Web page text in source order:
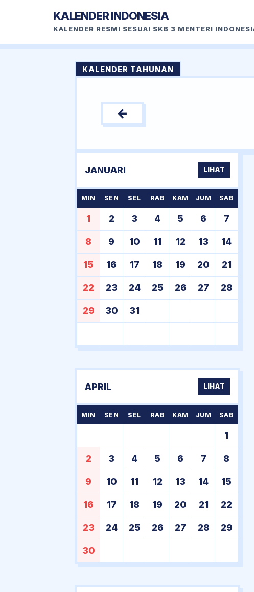
KALENDER INDONESIA
KALENDER RESMI SESUAI SKB 3 MENTERI
KALENDER TAHUNAN
←
JANUARI LIHAT
MIN SEN SEL RAB KAM JUM SAB
1 2 3 4 5 6 7
8 9 10 11 12 13 14
15 16 17 18 19 20 21
22 23 24 25 26 27 28
29 30 31
APRIL LIHAT
MIN SEN SEL RAB KAM JUM SAB
1
2 3 4 5 6 7 8
9 10 11 12 13 14 15
16 17 18 19 20 21 22
23 24 25 26 27 28 29
30